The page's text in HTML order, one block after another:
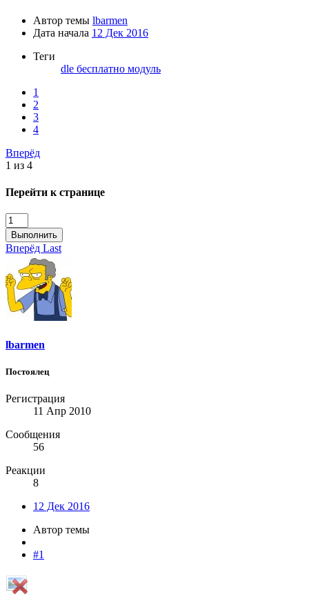
Автор темы lbarmen
Дата начала 12 Дек 2016
Теги
dle бесплатно модуль
1
2
3
4
Вперёд
1 из 4
Перейти к странице
Выполнить
Вперёд Last
lbarmen
Постоялец
Регистрация
11 Апр 2010
Сообщения
56
Реакции
8
12 Дек 2016
Автор темы
#1